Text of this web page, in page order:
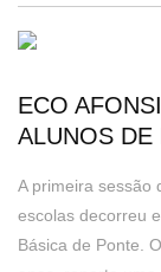
ECO
ALUNOS DE
A primeira sessão
escolas decorreu
Básica de Ponte.